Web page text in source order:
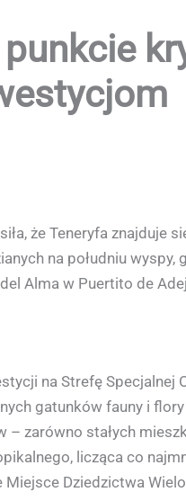
że Teneryfa znajduje
na południu
Alma w Puertito de
na Strefę Specjalnej
gatunków fauny i
zarówno stałych
licząca co
Miejsce Dziedzictwa